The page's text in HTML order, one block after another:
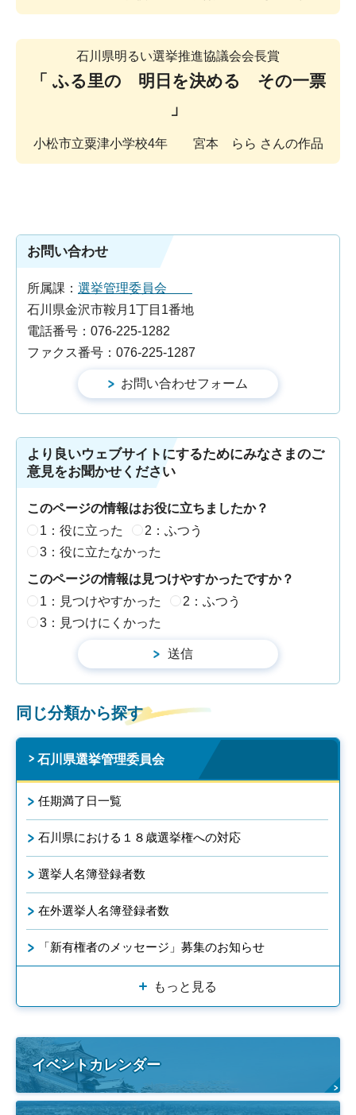
石川県明るい選挙推進協議会会長賞
「 ふる里の 明日を決める その一票
」
小松市立粟津小学校4年 宮本 らら さんの作品
お問い合わせ
所属課： 選挙管理委員会
石川県金沢市鞍月1丁目1番地
電話番号：076-225-1282
ファクス番号：076-225-1287
より良いウェブサイトにするためにみなさまのご
意見をお聞かせください
このページの情報はお役に立ちましたか？
1：役に立った
2：ふつう
3：役に立たなかった
このページの情報は見つけやすかったですか？
1：見つけやすかった
2：ふつう
3：見つけにくかった
同じ分類から探す
石川県選挙管理委員会
任期満了日一覧
石川県における１８歳選挙権への対応
選挙人名簿登録者数
在外選挙人名簿登録者数
「新有権者のメッセージ」募集のお知らせ
もっと見る
イベントカレンダー